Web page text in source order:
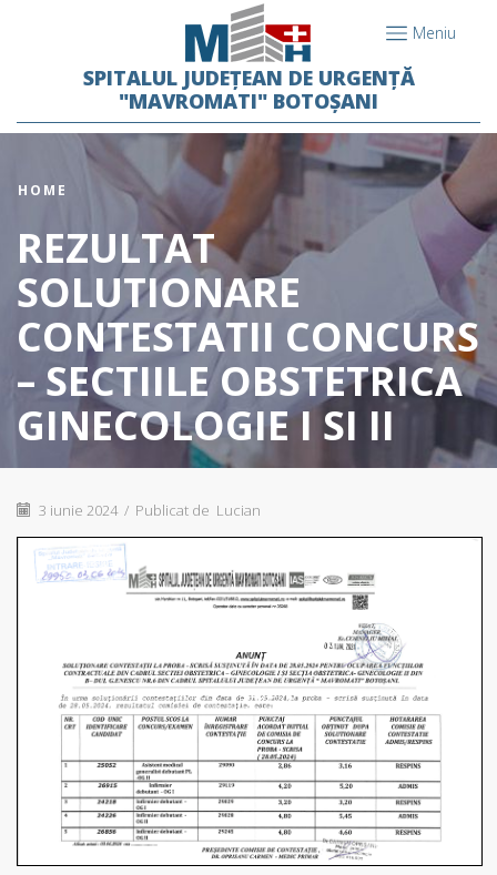
Meniu
SPITALUL JUDEȚEAN DE URGENȚĂ
"MAVROMATI" BOTOȘANI
HOME
REZULTAT
SOLUTIONARE
CONTESTATII CONCURS
– SECTIILE OBSTETRICA
GINECOLOGIE I SI II
3 iunie 2024 / Publicat de Lucian